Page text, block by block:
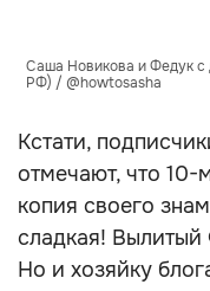
Саша Новикова и Федук с
РФ) / @howtosasha
Кстати,
отмечают, что 10-
копия своего
сладкая!
Но и хозяйку